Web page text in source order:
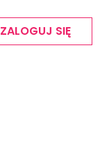
ZALOGUJ SIĘ